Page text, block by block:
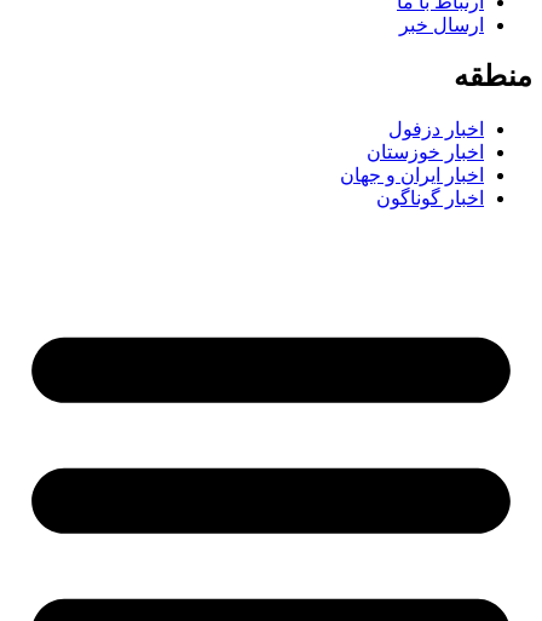
ارسال خبر
اخبار دزفول
اخبار خوزستان
اخبار ایران و جهان
اخبار گوناگون